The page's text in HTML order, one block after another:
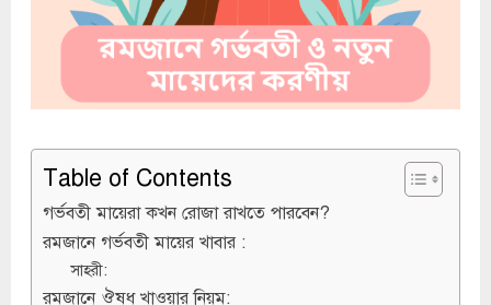
Table of Contents
গর্ভবতী মায়েরা কখন রোজা রাখতে পারবেন?
রমজানে গর্ভবতী মায়ের খাবার :
সাহরী:
রমজানে ঔষধ খাওয়ার নিয়ম: